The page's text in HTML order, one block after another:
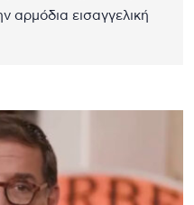
αρμόδια εισαγγελική